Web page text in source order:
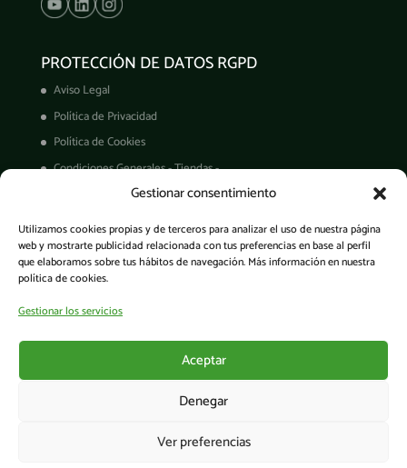
Gestionar consentimiento
Utilizamos cookies propias y de terceros para analizar el uso de nuestra página
web y mostrarte publicidad relacionada con tus preferencias en base al perfil
que elaboramos sobre tus hábitos de navegación. Más información en nuestra
política de cookies.
Gestionar los servicios
Aceptar
Denegar
Ver preferencias
PROTECCIÓN DE DATOS RGPD
Aviso Legal
Política de Privacidad
Política de Cookies
Condiciones Generales - Tiendas -
Derechos ARCO
Condiciones de Venta
Garantía de productos